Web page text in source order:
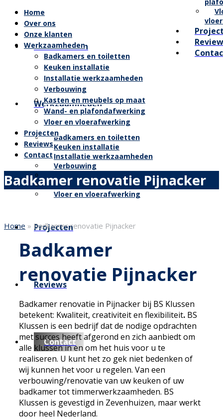
Onze klanten
Werkzaamheden
Badkamers en toiletten
Keuken installatie
Installatie werkzaamheden
Verbouwing
Kasten en meubels op maat
Wand- en plafondafwerking
Vloer en vloerafwerking
Projecten
Reviews
Contact
Home
Over ons
Onze klanten
Werkzaamheden
Badkamers en toiletten
Keuken installatie
Installatie werkzaamheden
Verbouwing
Kasten en meubels op maat
Wand- en plafondafwerking
Vloer en vloerafwerking
Projecten
Reviews
Contact
Badkamer renovatie Pijnacker
Home » Badkamer renovatie Pijnacker
Badkamer
renovatie Pijnacker
Badkamer renovatie in Pijnacker bij BS Klussen
betekent: Kwaliteit, creativiteit en flexibiliteit. BS
Klussen is een bedrijf dat de nodige opdrachten
met succes heeft afgerond en zich aanbiedt om
alle klussen in en om het huis voor u te
realiseren. U kunt het zo gek niet bedenken of
wij kunnen het voor u regelen. Van een
verbouwing/renovatie van uw keuken of uw
badkamer tot timmerwerkzaamheden. BS
Klussen is gevestigd in Zevenhuizen, maar werkt
door heel Nederland.